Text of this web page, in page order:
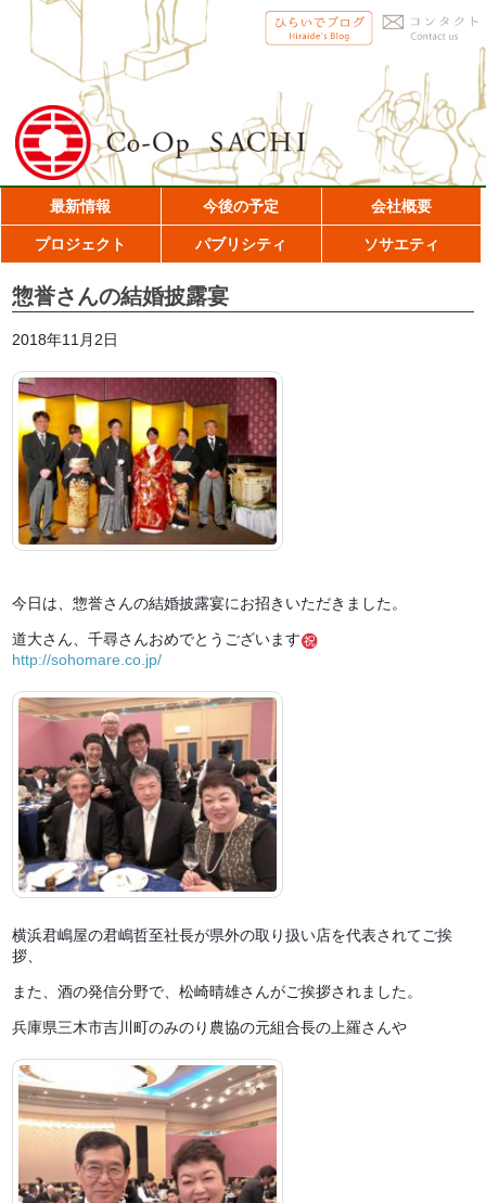
最新情報 今後の予定 会社概要
プロジェクト パブリシティ ソサエティ
惣誉さんの結婚披露宴
2018年11月2日
今日は、惣誉さんの結婚披露宴にお招きいただきました。
道大さん、千尋さんおめでとうございます
http://sohomare.co.jp/
横浜君嶋屋の君嶋哲至社長が県外の取り扱い店を代表されてご挨
拶、
また、酒の発信分野で、松崎晴雄さんがご挨拶されました。
兵庫県三木市吉川町のみのり農協の元組合長の上羅さんや